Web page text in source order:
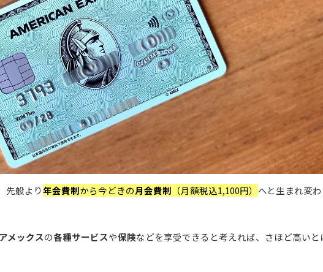
先般より年会費制から今どきの月会費制 （月額税込1,100円） へと生まれ変
アメックスの各種サービスや保険などを享受できると考えれば、さほど高いと